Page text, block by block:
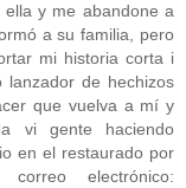
y me abandone a
a su familia, pero
mi historia corta i
lanzador de hechizos
que vuelva a mí y
vi gente haciendo
en el restaurado por
electrónico: